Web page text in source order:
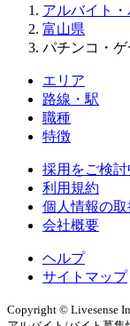
アルバイト
富山県
パチンコ・
エリア
路線・駅
職種
特徴
採用をご検
利用規約
個人情報の取
会社概要
ヘルプ
サイトマップ
Copyright © Livesense